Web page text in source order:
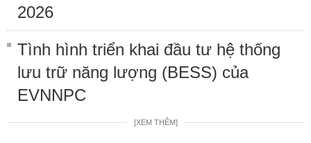
2026
Tình hình triển khai đầu tư hệ thống
lưu trữ năng lượng (BESS) của
EVNNPC
[XEM THÊM]